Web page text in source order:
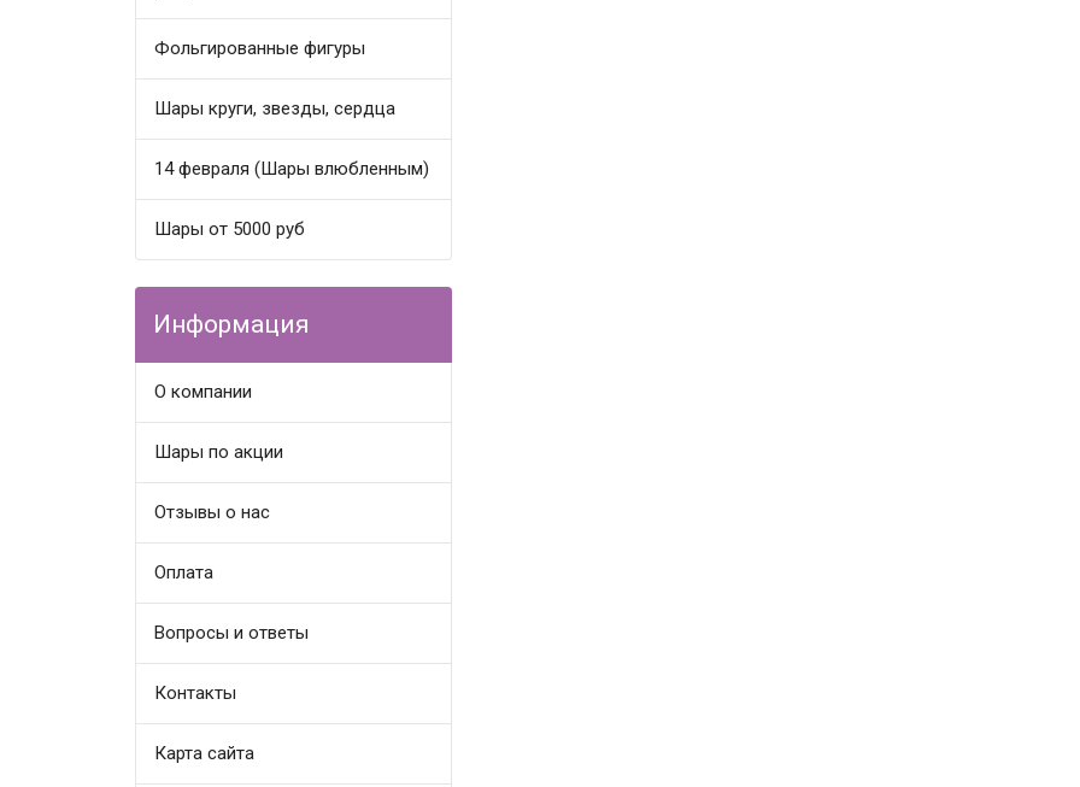
Фольгированные фигуры
Шары круги, звезды, сердца
14 февраля (Шары влюбленным)
Шары от 5000 руб
Информация
О компании
Шары по акции
Отзывы о нас
Оплата
Вопросы и ответы
Контакты
Карта сайта